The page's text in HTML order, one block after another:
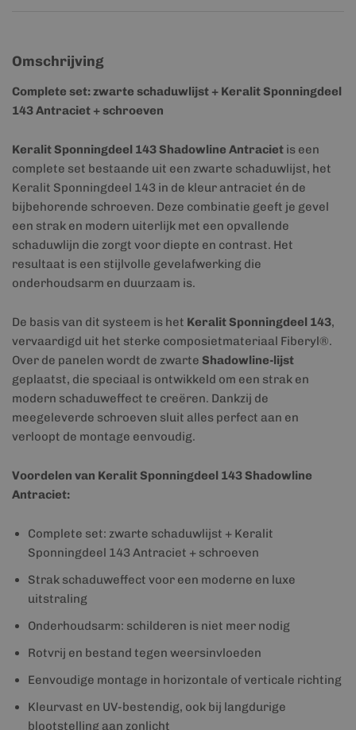
Omschrijving
Complete set: zwarte schaduwlijst + Keralit Sponningdeel
143 Antraciet + schroeven
Keralit Sponningdeel 143 Shadowline Antraciet is een
complete set bestaande uit een zwarte schaduwlijst, het
Keralit Sponningdeel 143 in de kleur antraciet én de
bijbehorende schroeven. Deze combinatie geeft je gevel
een strak en modern uiterlijk met een opvallende
schaduwlijn die zorgt voor diepte en contrast. Het
resultaat is een stijlvolle gevelafwerking die
onderhoudsarm en duurzaam is.
De basis van dit systeem is het Keralit Sponningdeel 143,
vervaardigd uit het sterke composietmateriaal Fiberyl®.
Over de panelen wordt de zwarte Shadowline-lijst
geplaatst, die speciaal is ontwikkeld om een strak en
modern schaduweffect te creëren. Dankzij de
meegeleverde schroeven sluit alles perfect aan en
verloopt de montage eenvoudig.
Voordelen van Keralit Sponningdeel 143 Shadowline
Antraciet:
Complete set: zwarte schaduwlijst + Keralit
Sponningdeel 143 Antraciet + schroeven
Strak schaduweffect voor een moderne en luxe
uitstraling
Onderhoudsarm: schilderen is niet meer nodig
Rotvrij en bestand tegen weersinvloeden
Eenvoudige montage in horizontale of verticale richting
Kleurvast en UV-bestendig, ook bij langdurige
blootstelling aan zonlicht